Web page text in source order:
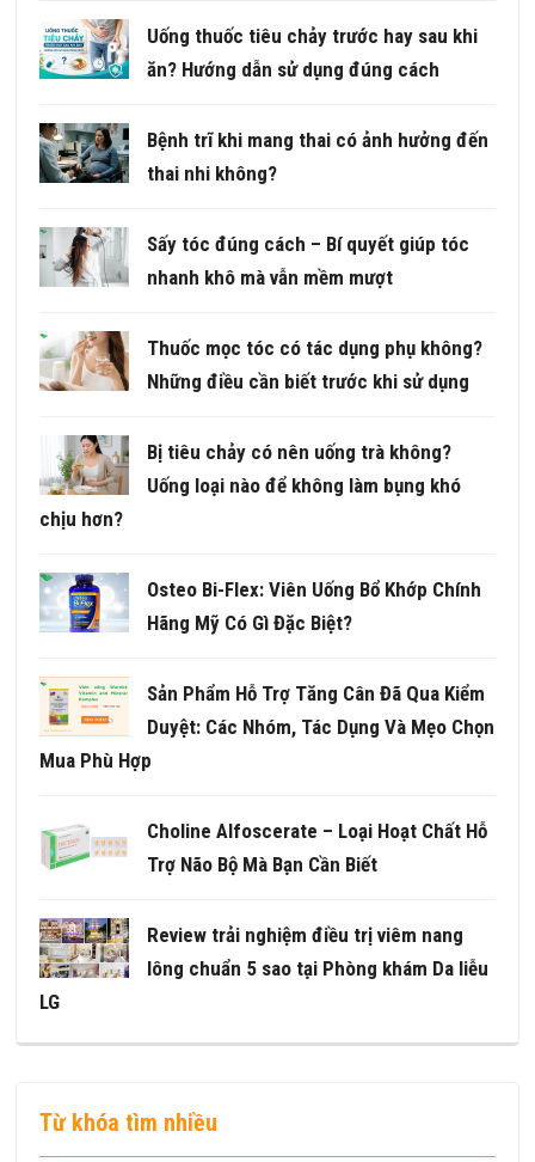
Uống thuốc tiêu chảy trước hay sau khi
ăn? Hướng dẫn sử dụng đúng cách
Bệnh trĩ khi mang thai có ảnh hưởng đến
thai nhi không?
Sấy tóc đúng cách – Bí quyết giúp tóc
nhanh khô mà vẫn mềm mượt
Thuốc mọc tóc có tác dụng phụ không?
Những điều cần biết trước khi sử dụng
Bị tiêu chảy có nên uống trà không?
Uống loại nào để không làm bụng khó
chịu hơn?
Osteo Bi-Flex: Viên Uống Bổ Khớp Chính
Hãng Mỹ Có Gì Đặc Biệt?
Sản Phẩm Hỗ Trợ Tăng Cân Đã Qua Kiểm
Duyệt: Các Nhóm, Tác Dụng Và Mẹo Chọn
Mua Phù Hợp
Choline Alfoscerate – Loại Hoạt Chất Hỗ
Trợ Não Bộ Mà Bạn Cần Biết
Review trải nghiệm điều trị viêm nang
lông chuẩn 5 sao tại Phòng khám Da liễu
LG
Từ khóa tìm nhiều